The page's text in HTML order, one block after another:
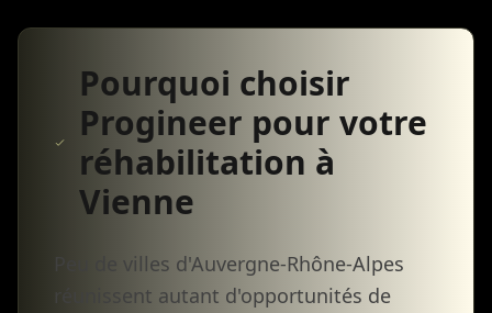
Pourquoi choisir
Progineer pour votre
réhabilitation à
Vienne
Peu de villes d'Auvergne-Rhône-Alpes
réunissent autant d'opportunités de